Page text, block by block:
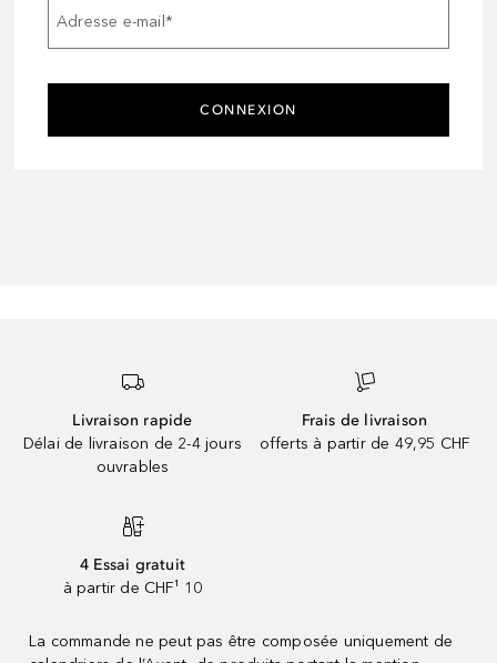
Adresse e-mail*
CONNEXION
Livraison rapide
Délai de livraison de 2-4 jours
ouvrables
Frais de livraison
offerts à partir de 49,95 CHF
4 Essai gratuit
à partir de CHF¹ 10
La commande ne peut pas être composée uniquement de